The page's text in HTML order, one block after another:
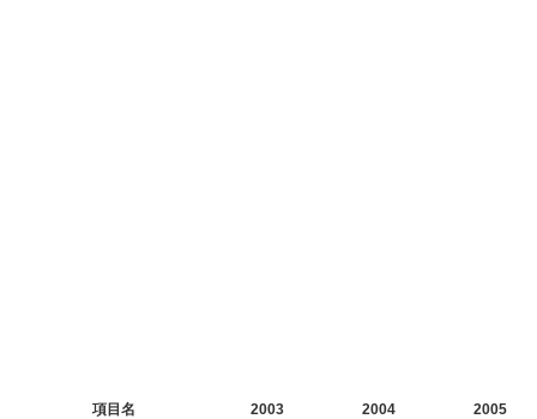
項目名 2003 2004 2005